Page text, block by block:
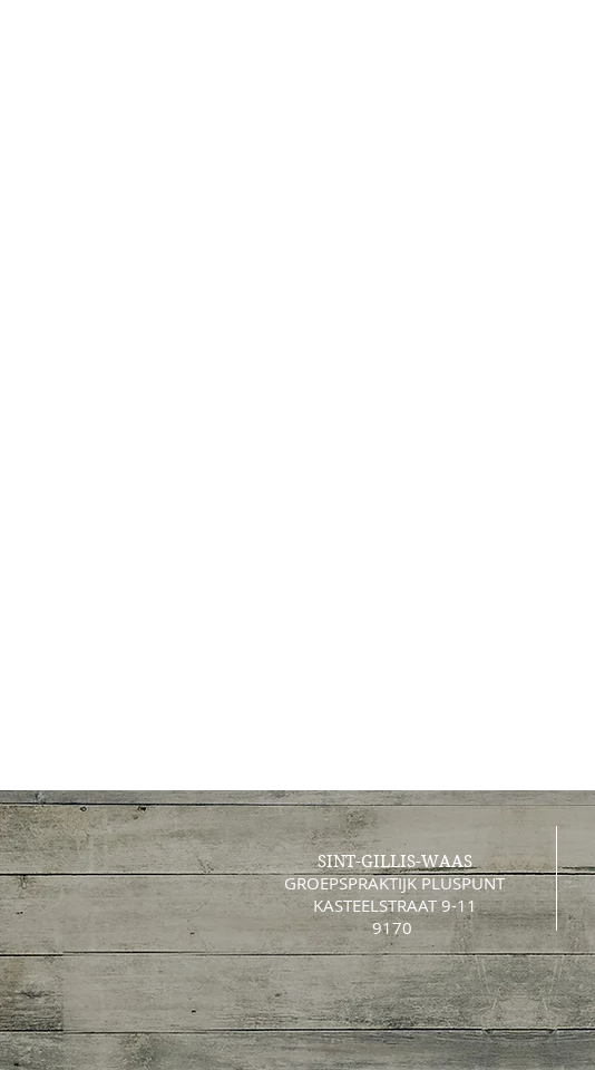
SINT-GILLIS-WAAS
GROEPSPRAKTIJK PLUSPUNT
KASTEELSTRAAT 9-11
9170